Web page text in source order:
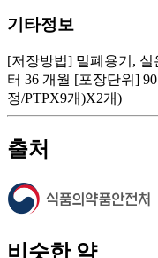
기타정보
[저장방법] 밀폐용기,
터 36 개월 [포장단위]
정/PTPX9개)X2개)
출처
비슷한 약